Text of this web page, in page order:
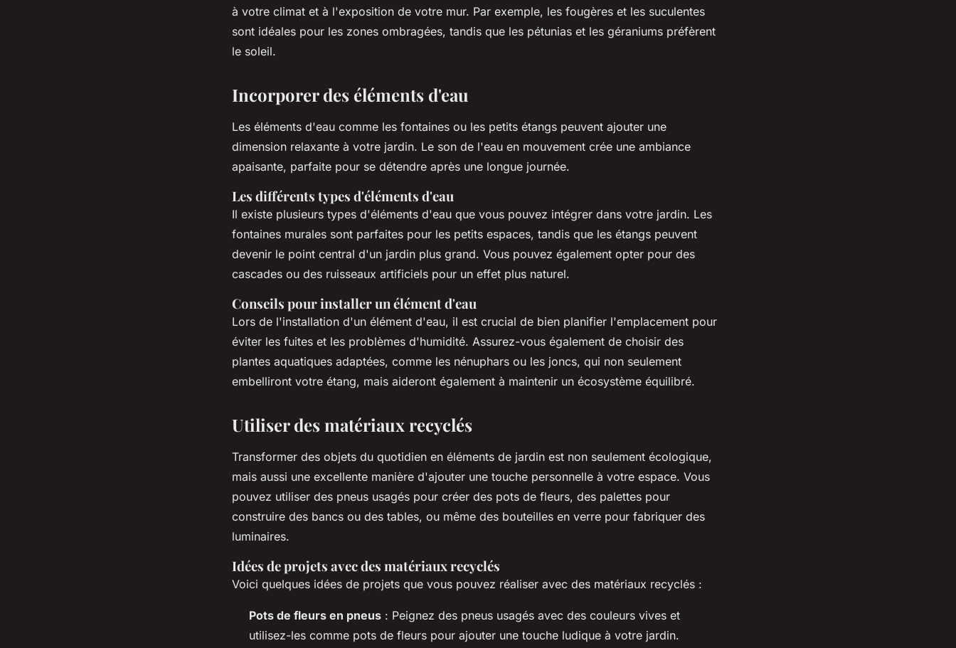
à votre climat et à l'exposition de votre mur. Par exemple, les fougères et les suculentes
sont idéales pour les zones ombragées, tandis que les pétunias et les géraniums préfèrent
le soleil.
Incorporer des éléments d'eau
Les éléments d'eau comme les fontaines ou les petits étangs peuvent ajouter une
dimension relaxante à votre jardin. Le son de l'eau en mouvement crée une ambiance
apaisante, parfaite pour se détendre après une longue journée.
Les différents types d'éléments d'eau
Il existe plusieurs types d'éléments d'eau que vous pouvez intégrer dans votre jardin. Les
fontaines murales sont parfaites pour les petits espaces, tandis que les étangs peuvent
devenir le point central d'un jardin plus grand. Vous pouvez également opter pour des
cascades ou des ruisseaux artificiels pour un effet plus naturel.
Conseils pour installer un élément d'eau
Lors de l'installation d'un élément d'eau, il est crucial de bien planifier l'emplacement pour
éviter les fuites et les problèmes d'humidité. Assurez-vous également de choisir des
plantes aquatiques adaptées, comme les nénuphars ou les joncs, qui non seulement
embelliront votre étang, mais aideront également à maintenir un écosystème équilibré.
Utiliser des matériaux recyclés
Transformer des objets du quotidien en éléments de jardin est non seulement écologique,
mais aussi une excellente manière d'ajouter une touche personnelle à votre espace. Vous
pouvez utiliser des pneus usagés pour créer des pots de fleurs, des palettes pour
construire des bancs ou des tables, ou même des bouteilles en verre pour fabriquer des
luminaires.
Idées de projets avec des matériaux recyclés
Voici quelques idées de projets que vous pouvez réaliser avec des matériaux recyclés :
Pots de fleurs en pneus : Peignez des pneus usagés avec des couleurs vives et
utilisez-les comme pots de fleurs pour ajouter une touche ludique à votre jardin.